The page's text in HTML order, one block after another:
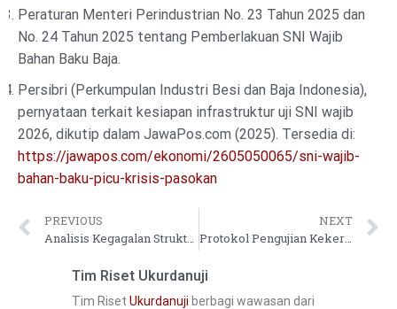
Peraturan Menteri Perindustrian No. 23 Tahun 2025 dan
No. 24 Tahun 2025 tentang Pemberlakuan SNI Wajib
Bahan Baku Baja.
Persibri (Perkumpulan Industri Besi dan Baja Indonesia),
pernyataan terkait kesiapan infrastruktur uji SNI wajib
2026, dikutip dalam JawaPos.com (2025). Tersedia di:
https://jawapos.com/ekonomi/2605050065/sni-wajib-
bahan-baku-picu-krisis-pasokan
PREVIOUS NEXT
Protokol Pengujian Kekerasan Baja Sebelum & Sesudah Las
Tim Riset Ukurdanuji
Tim Riset Ukurdanuji berbagi wawasan dari